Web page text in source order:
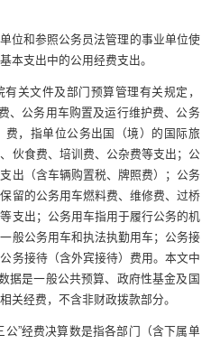
位和参照公务员法管理的事业单位使
本支出中的公用经费支出。
关文件及部门预算管理有关规定，
、公务用车购置及运行维护费、公务
，指单位公务出国（境）的国际旅
伙食费、培训费、公杂费等支出；公
出（含车辆购置税、牌照费）；公务
留的公务用车燃料费、维修费、过桥
支出；公务用车指用于履行公务的机
般公务用车和执法执勤用车；公务接
务接待（含外宾接待）费用。 本文中
据是一般公共预算、政府性基金及国
关经费，不含非财政拨款部分。
公”经费决算数是指各部门（含下属单